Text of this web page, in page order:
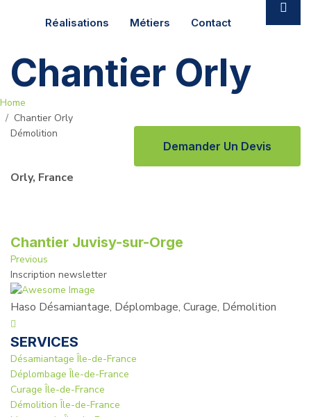
Réalisations Métiers Contact
Chantier Orly
Home
Chantier Orly
Démolition
Demander Un Devis
Orly, France
Chantier Juvisy-sur-Orge
Previous
Inscription newsletter
Haso Désamiantage, Déplombage, Curage, Démolition
SERVICES
Désamiantage Île-de-France
Déplombage Île-de-France
Curage Île-de-France
Démolition Île-de-France